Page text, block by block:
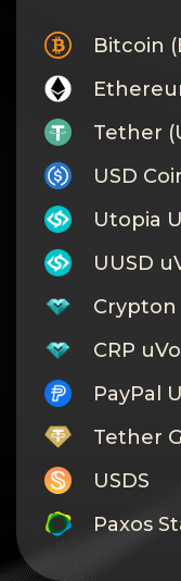
FAQ
Mapa
Bitcoin
Tether
USD
Utopia
UUSD
Crypton
CRP
PayPal
Tether
USDS
Paxos
Monero